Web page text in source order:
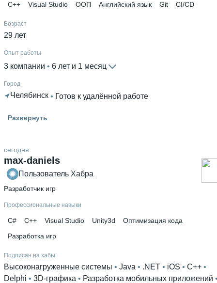
C++
Visual Studio ООП Английский язык Git CI/CD
Возраст
29 лет
Опыт работы
3 компании 6 лет и 1 месяц
Город
Челябинск • Готов к удалённой работе
ЮУрГУ
Дополнительное образование
SkillFactory
Развернуть
max-daniels
сегодня
Пользователь Хабра
Разработчик игр
Профессиональные навыки
C# C++ Visual Studio Unity3d
Оптимизация кода
Разработка игр
Подписан на хабы
Высоконагруженные системы • Java • .NET • iOS • C++
Delphi • 3D-графика • Разработка мобильных приложений